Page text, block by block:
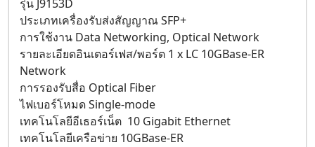
รุ่น J9153D
ประเภทเครื่องรับส่งสัญญาณ SFP+
การใช้งาน Data Networking, Optical Network
รายละเอียดอินเตอร์เฟส/พอร์ต 1 x LC 10GBase-ER
Network
การรองรับสื่อ Optical Fiber
ไฟเบอร์โหมด Single-mode
เทคโนโลยีอีเธอร์เน็ต 10 Gigabit Ethernet
เทคโนโลยีเครือข่าย 10GBase-ER